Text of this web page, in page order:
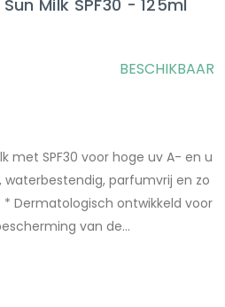
Milk SPF30 - 125ml
BESCHIKBAAR
met SPF30 voor hoge uv A- en u
parfumvrij en zo
Dermatologisch ontwikkeld voor
van de...